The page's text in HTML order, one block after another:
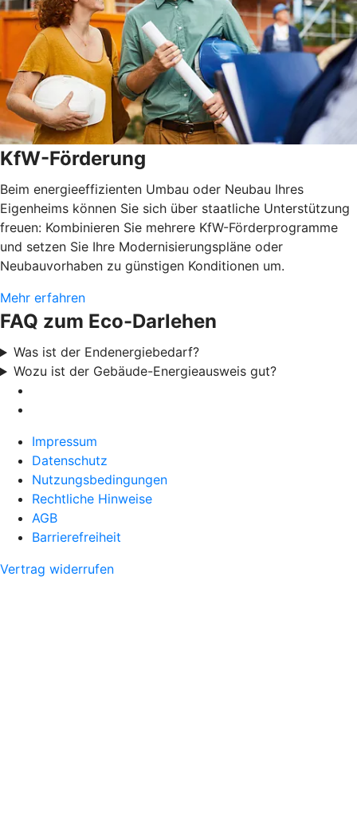
KfW-Förderung
Beim energieeffizienten Umbau oder Neubau Ihres
Eigenheims können Sie sich über staatliche Unterstützung
freuen: Kombinieren Sie mehrere KfW-Förderprogramme
und setzen Sie Ihre Modernisierungspläne oder
Neubauvorhaben zu günstigen Konditionen um.
Mehr erfahren
FAQ zum Eco-Darlehen
Was ist der Endenergiebedarf?
Wozu ist der Gebäude-Energieausweis gut?
Impressum
Datenschutz
Nutzungsbedingungen
Rechtliche Hinweise
AGB
Barrierefreiheit
Vertrag widerrufen